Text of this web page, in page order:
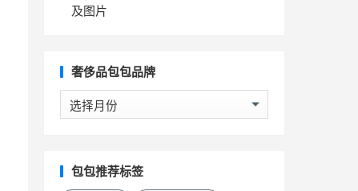
及图片
奢侈品包包品牌
奢
侈
包
品
包包推荐标签